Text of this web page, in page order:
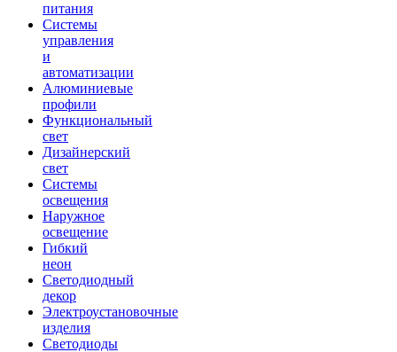
питания
Системы
управления
и
автоматизации
Алюминиевые
профили
Функциональный
свет
Дизайнерский
свет
Системы
освещения
Наружное
освещение
Гибкий
неон
Светодиодный
декор
Электроустановочные
изделия
Светодиоды